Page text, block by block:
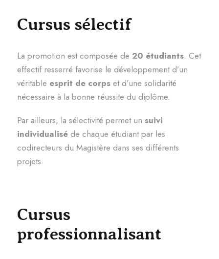
Cursus sélectif
La promotion est composée de 20 étudiants. Cet
effectif resserré favorise le développement d’un
véritable esprit de corps et d’une solidarité
nécessaire à la bonne réussite du diplôme.
Par ailleurs, la sélectivité permet un suivi
individualisé de chaque étudiant par les
codirecteurs du Magistère dans ses différents
projets.
Cursus
professionnalisant